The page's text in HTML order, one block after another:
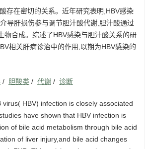
存在密切的关系。近年研究表明,HBV感染
导肝损伤参与调节胆汁酸代谢,胆汁酸通过
物合成。综述了HBV感染与胆汁酸关系的研
相关肝病诊治中的作用,以期为HBV感染的
/ 胆酸类 / 代谢 / 诊断
virus( HBV) infection is closely associated
have shown that HBV infection is
of bile acid metabolism through bile acid
of liver injury,and bile acid changes